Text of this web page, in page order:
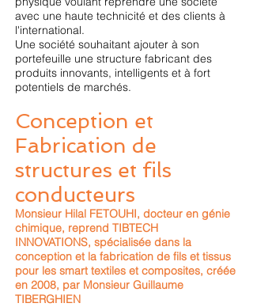
avec une haute technicité et des clients à
l'international.
Une société souhaitant ajouter à son
portefeuille une structure fabricant des
produits innovants, intelligents et à fort
potentiels de marchés.
Conception et
Fabrication de
structures et fils
conducteurs
Monsieur Hilal FETOUHI, docteur en génie
chimique, reprend TIBTECH
INNOVATIONS, spécialisée dans la
conception et la fabrication de fils et tissus
pour les smart textiles et composites, créée
en 2008, par Monsieur Guillaume
TIBERGHIEN